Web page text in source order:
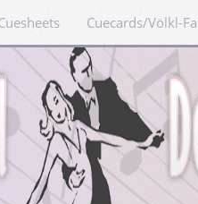
Cuecards/Völkl-